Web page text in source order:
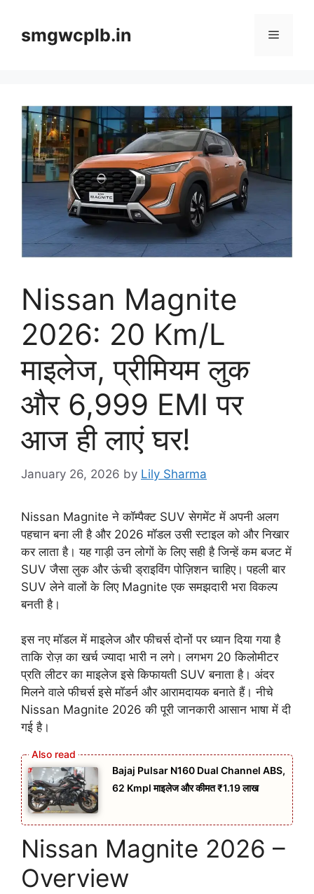
contentsmgwcplb.in Menu
Nissan Magnite
2026: 20 Km/L
माइलेज, प्रीमियम लुक
और 6,999 EMI पर
आज ही लाएं घर!
January 26, 2026 by Lily Sharma
Nissan Magnite ने कॉम्पैक्ट SUV सेगमेंट में अपनी अलग
पहचान बना ली है और 2026 मॉडल उसी स्टाइल को और निखार
कर लाता है। यह गाड़ी उन लोगों के लिए सही है जिन्हें कम बजट में
SUV जैसा लुक और ऊंची ड्राइविंग पोज़िशन चाहिए। पहली बार
SUV लेने वालों के लिए Magnite एक समझदारी भरा विकल्प
बनती है।
इस नए मॉडल में माइलेज और फीचर्स दोनों पर ध्यान दिया गया है
ताकि रोज़ का खर्च ज्यादा भारी न लगे। लगभग 20 किलोमीटर
प्रति लीटर का माइलेज इसे किफायती SUV बनाता है। अंदर
मिलने वाले फीचर्स इसे मॉडर्न और आरामदायक बनाते हैं। नीचे
Nissan Magnite 2026 की पूरी जानकारी आसान भाषा में दी
गई है।
Bajaj Pulsar N160 Dual Channel ABS,
62 Kmpl माइलेज और कीमत ₹1.19 लाख
Nissan Magnite 2026 –
Overview